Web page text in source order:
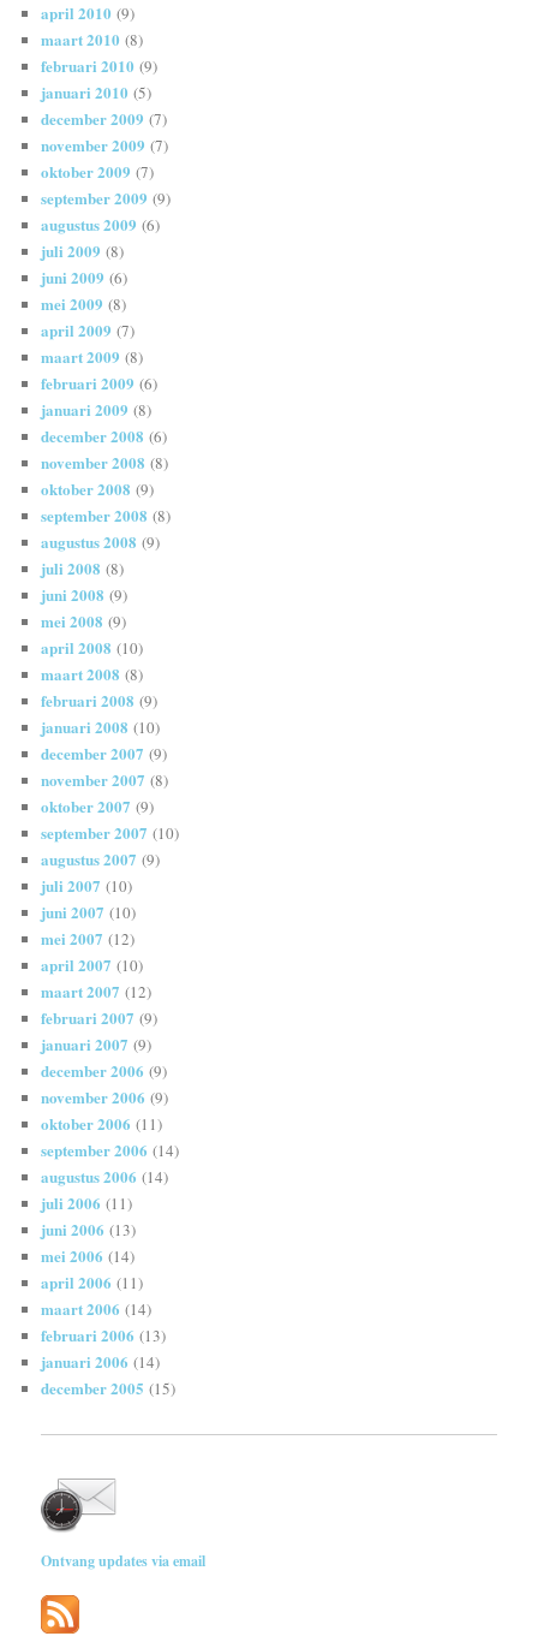
april 2010 (9)
maart 2010 (8)
februari 2010 (9)
januari 2010 (5)
december 2009 (7)
november 2009 (7)
oktober 2009 (7)
september 2009 (9)
augustus 2009 (6)
juli 2009 (8)
juni 2009 (6)
mei 2009 (8)
april 2009 (7)
maart 2009 (8)
februari 2009 (6)
januari 2009 (8)
december 2008 (6)
november 2008 (8)
oktober 2008 (9)
september 2008 (8)
augustus 2008 (9)
juli 2008 (8)
juni 2008 (9)
mei 2008 (9)
april 2008 (10)
maart 2008 (8)
februari 2008 (9)
januari 2008 (10)
december 2007 (9)
november 2007 (8)
oktober 2007 (9)
september 2007 (10)
augustus 2007 (9)
juli 2007 (10)
juni 2007 (10)
mei 2007 (12)
april 2007 (10)
maart 2007 (12)
februari 2007 (9)
januari 2007 (9)
december 2006 (9)
november 2006 (9)
oktober 2006 (11)
september 2006 (14)
augustus 2006 (14)
juli 2006 (11)
juni 2006 (13)
mei 2006 (14)
april 2006 (11)
maart 2006 (14)
februari 2006 (13)
januari 2006 (14)
december 2005 (15)
Ontvang updates via email